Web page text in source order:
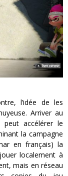
l’idée de les
Arriver au
accélérer le
la campagne
en français) la
localement à
mais en réseau